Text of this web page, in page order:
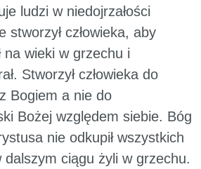
ludzi w niedojrzałości
stworzył człowieka, aby
na wieki w grzechu i
Stworzył człowieka do
Bogiem a nie do
Bożej względem siebie. Bóg
nie odkupił wszystkich
ciągu żyli w grzechu.